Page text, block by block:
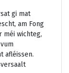
gi mat
am Fong
méi wichteg,
afléissen.